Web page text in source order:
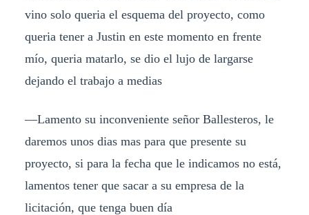
vino solo queria el esquema del proyecto, como
queria tener a Justin en este momento en frente
mío, queria matarlo, se dio el lujo de largarse
dejando el trabajo a medias
—Lamento su inconveniente señor Ballesteros, le
daremos unos dias mas para que presente su
proyecto, si para la fecha que le indicamos no está,
lamentos tener que sacar a su empresa de la
licitación, que tenga buen día